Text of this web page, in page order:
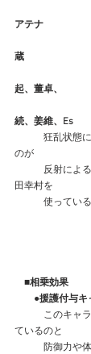
孫策伯符
アテナ
魏延、孫
蔵
荊軻、関
起、董卓、
李牧、牛
続、姜維、Es
狂乱状態に入
のが
反射による死
田幸村を
使っているの
■相乗効果
●援護付与キ
このキャラク
ているのと
防御力や体力